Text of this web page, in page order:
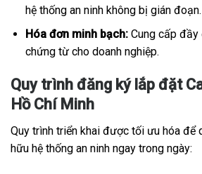
hệ thống an ninh không bị gián đoạn.
Hóa đơn minh bạch:Cung cấp đầy
chứng từ cho doanh nghiệp.
Quy trình đăng ký lắp đặt
Hồ Chí Minh
Quy trình triển khai được tối ưu hóa để
hữu hệ thống an ninh ngay trong ngày: